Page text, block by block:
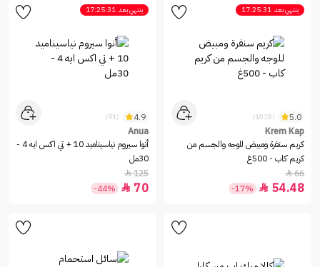
ينتهي بعد 17:25:31
5.0
(1818)
Krem Kap
كريم سنفرة ومبيض للوجه والجسم من
كريم كاب - 500غ
66

54.48

-17%
ينتهي بعد 17:25:31
4.9
(91)
Anua
أنوا سيروم نياسيناميد 10 + تي اكس ايه 4 -
30مل
125

70

-44%